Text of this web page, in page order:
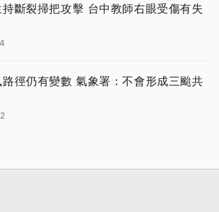
斷裂掃把攻擊 台中教師右眼受傷有失
徑仍有變數 氣象署：不會形成三颱共